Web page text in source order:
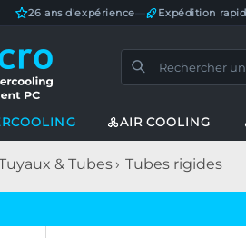
26 ans d'expérience Expédition
AIR COOLING
& Tubes Tubes rigides